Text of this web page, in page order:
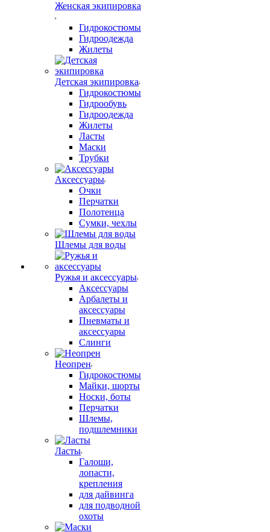
Женская экипировка
Гидрокостюмы
Гидроодежда
Жилеты
Детская экипировка
Гидрокостюмы
Гидрообувь
Гидроодежда
Жилеты
Ласты
Маски
Трубки
Аксессуары
Очки
Перчатки
Полотенца
Сумки, чехлы
Шлемы для воды
Ружья и аксессуары
Аксессуары
Арбалеты и
аксессуары
Пневматы и
аксессуары
Слинги
Неопрен
Гидрокостюмы
Майки, шорты
Носки, боты
Перчатки
Шлемы,
подшлемники
Ласты
Галоши,
лопасти,
крепления
для дайвинга
для подводной
охоты